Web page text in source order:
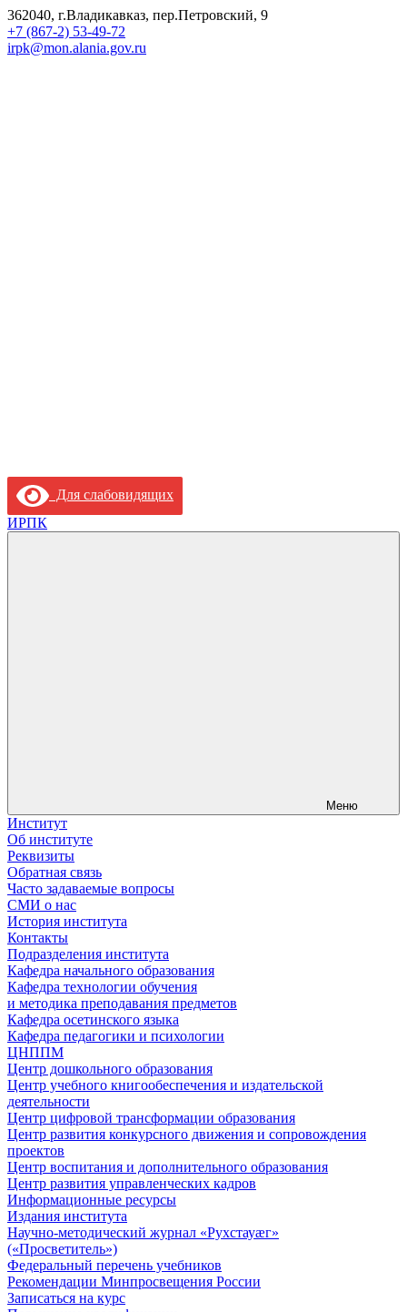
362040, г.Владикавказ, пер.Петровский, 9
+7 (867-2) 53-49-72
irpk@mon.alania.gov.ru
Для слабовидящих
ИРПК
Меню
Институт
Об институте
Реквизиты
Обратная связь
Часто задаваемые вопросы
СМИ о нас
История института
Контакты
Подразделения института
Кафедра начального образования
Кафедра технологии обучения
и методика преподавания предметов
Кафедра осетинского языка
Кафедра педагогики и психологии
ЦНППМ
Центр дошкольного образования
Центр учебного книгообеспечения и издательской
деятельности
Центр цифровой трансформации образования
Центр развития конкурсного движения и сопровождения
проектов
Центр воспитания и дополнительного образования
Центр развития управленческих кадров
Информационные ресурсы
Издания института
Научно-методический журнал «Рухстауæг»
(«Просветитель»)
Федеральный перечень учебников
Рекомендации Минпросвещения России
Записаться на курс